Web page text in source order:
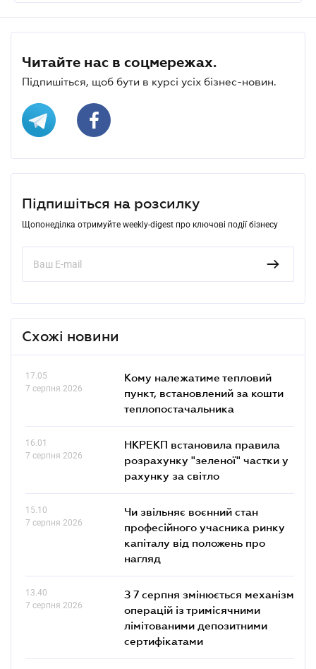
Читайте нас в соцмережах.
Підпишіться, щоб бути в курсі усіх бізнес-новин.
Підпишіться на розсилку
Щопонеділка отримуйте weekly-digest про ключові події бізнесу
Схожі новини
17.05
7 серпня 2026
Кому належатиме тепловий
пункт, встановлений за кошти
теплопостачальника
16.01
7 серпня 2026
НКРЕКП встановила правила
розрахунку "зеленої" частки у
рахунку за світло
15.10
7 серпня 2026
Чи звільняє воєнний стан
професійного учасника ринку
капіталу від положень про
нагляд
13.40
7 серпня 2026
З 7 серпня змінюється механізм
операцій із тримісячними
лімітованими депозитними
сертифікатами